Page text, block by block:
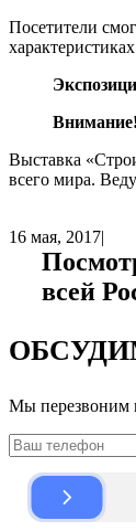
Посетители
Внимание!
Выставка
всего мира.
16 мая, 2017|
всей
Мы перезвоним